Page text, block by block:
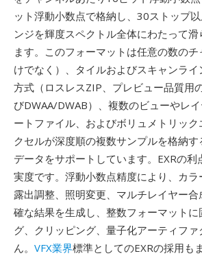
ット浮動小数点で格納し、30ストップ
ンジを輝度スペクトル全体にわたって
ます。このフォーマットは任意の数の
けでなく）、タイルおよびスキャンラ
方式（ロスレスZIP、プレビュー品質用
びDWAA/DWAB）、複数のビューやレ
ートファイル、およびボリュメトリッ
クセルが深度順の複数サンプルを格納
データをサポートしています。EXRの利
実度です。浮動小数点精度により、カラ
露出調整、照明変更、マルチレイヤー
確な結果を生成し、整数フォーマット
グ、クリッピング、量子化アーティフ
ん。 VFX業界標準としてのEXRの採用も